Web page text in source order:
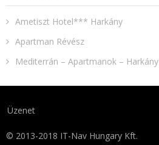
Ametiszt Hotel*** Harkány
Apartman Révész
Mediterrán – Apartmanok – Harkány
Üzenet
© 2013-2018 IT-Nav Hungary Kft.